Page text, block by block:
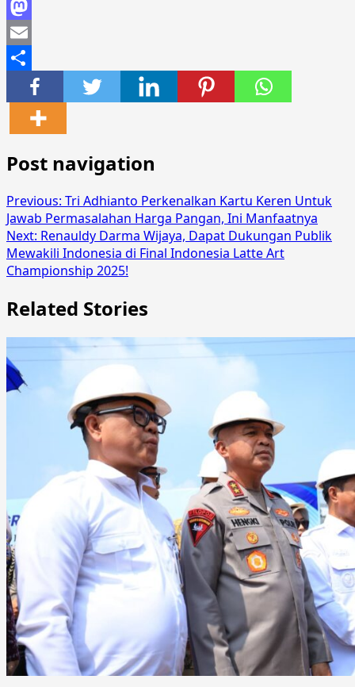
Facebook
Mastodon
Email
Share
Post navigation
Previous: Tri Adhianto Perkenalkan Kartu Keren Untuk
Jawab Permasalahan Harga Pangan, Ini Manfaatnya
Next: Renauldy Darma Wijaya, Dapat Dukungan Publik
Mewakili Indonesia di Final Indonesia Latte Art
Championship 2025!
Related Stories